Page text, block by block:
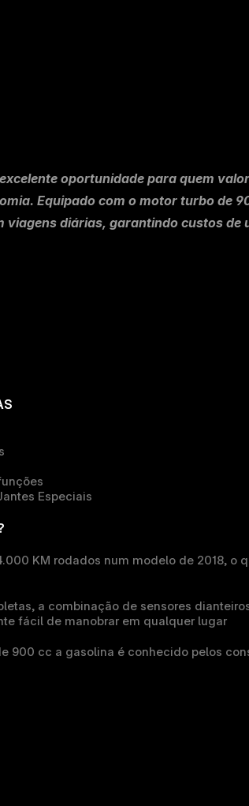
oportunidade para quem
Equipado com o motor turbo de
viagens diárias, garantindo custos de
Especiais
KM rodados num modelo de 2018, o
a combinação de sensores
fácil de manobrar em qualquer lugar
900 cc a gasolina é conhecido pelos